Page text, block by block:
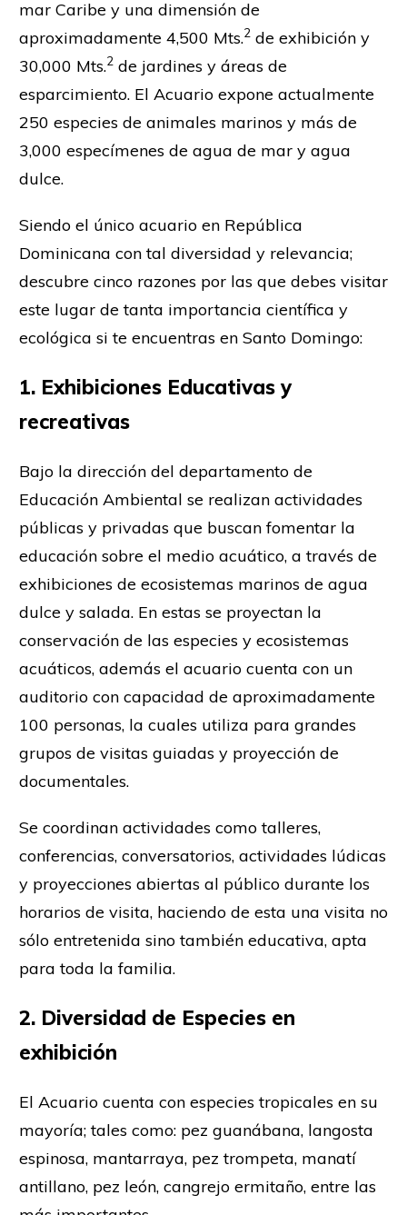
mar Caribe y una dimensión de
aproximadamente 4,500 Mts.2 de exhibición y
30,000 Mts.2 de jardines y áreas de
esparcimiento. El Acuario expone actualmente
250 especies de animales marinos y más de
3,000 especímenes de agua de mar y agua
dulce.
Siendo el único acuario en República
Dominicana con tal diversidad y relevancia;
descubre cinco razones por las que debes visitar
este lugar de tanta importancia científica y
ecológica si te encuentras en Santo Domingo:
1. Exhibiciones Educativas y
recreativas
Bajo la dirección del departamento de
Educación Ambiental se realizan actividades
públicas y privadas que buscan fomentar la
educación sobre el medio acuático, a través de
exhibiciones de ecosistemas marinos de agua
dulce y salada. En estas se proyectan la
conservación de las especies y ecosistemas
acuáticos, además el acuario cuenta con un
auditorio con capacidad de aproximadamente
100 personas, la cuales utiliza para grandes
grupos de visitas guiadas y proyección de
documentales.
Se coordinan actividades como talleres,
conferencias, conversatorios, actividades lúdicas
y proyecciones abiertas al público durante los
horarios de visita, haciendo de esta una visita no
sólo entretenida sino también educativa, apta
para toda la familia.
2. Diversidad de Especies en
exhibición
El Acuario cuenta con especies tropicales en su
mayoría; tales como: pez guanábana, langosta
espinosa, mantarraya, pez trompeta, manatí
antillano, pez león, cangrejo ermitaño, entre las